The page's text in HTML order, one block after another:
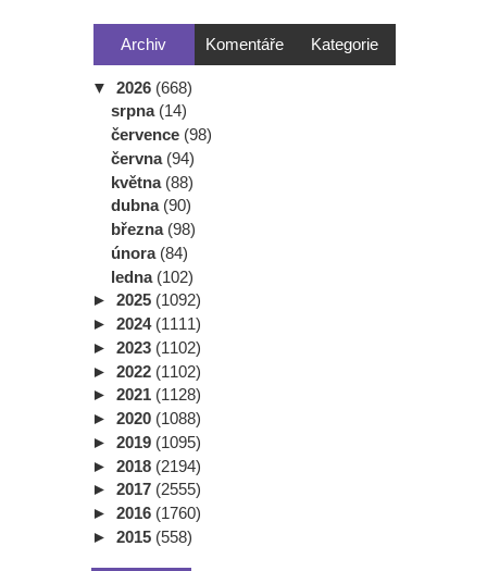
Archiv Komentáře Kategorie
▼ 2026 (668)
srpna (14)
července (98)
června (94)
května (88)
dubna (90)
března (98)
února (84)
ledna (102)
► 2025 (1092)
► 2024 (1111)
► 2023 (1102)
► 2022 (1102)
► 2021 (1128)
► 2020 (1088)
► 2019 (1095)
► 2018 (2194)
► 2017 (2555)
► 2016 (1760)
► 2015 (558)